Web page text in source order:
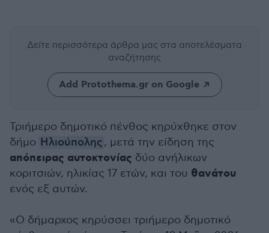
Δείτε περισσότερα άρθρα μας στα αποτελέσματα
αναζήτησης
Add Protothema.gr on Google
Τριήμερο δημοτικό πένθος κηρύχθηκε στον
δήμο Ηλιούπολης, μετά την είδηση της
απόπειρας αυτοκτονίας δύο ανήλικων
κοριτσιών, ηλικίας 17 ετών, και του θανάτου
ενός εξ αυτών.
«Ο δήμαρχος κηρύσσει τριήμερο δημοτικό